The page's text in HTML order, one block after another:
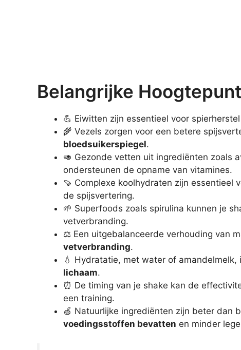
Belangrijke
💪 Eiwitten zijn essentieel voor
🌾 Vezels zorgen voor een betere
bloedsuikerspiegel.
🥑 Gezonde vetten uit ingrediënten zoals
ondersteunen de opname van vitamines.
🍠 Complexe koolhydraten zijn essentieel
de spijsvertering.
🌱 Superfoods zoals spirulina kunnen je
vetverbranding.
⚖️ Een uitgebalanceerde verhouding van
vetverbranding.
💧 Hydratatie, met water of amandelmelk,
lichaam.
⏰ De timing van je shake kan de
een training.
🍏 Natuurlijke ingrediënten zijn beter dan
voedingsstoffen bevatten en minder